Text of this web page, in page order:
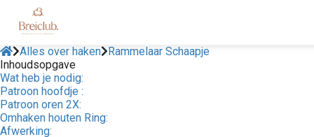
Alles over haken
Rammelaar Schaapje
Inhoudsopgave
Wat heb je nodig:
Patroon hoofdje :
Patroon oren 2X:
Omhaken houten Ring:
Afwerking: